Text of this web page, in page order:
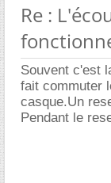
Re :
Souvent c'est
fait commuter
casque.Un
Pendant le